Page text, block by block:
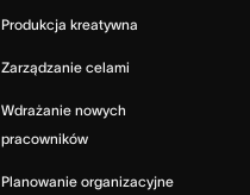
Produkcja kreatywna
Zarządzanie celami
Wdrażanie nowych
pracowników
Planowanie organizacyjne